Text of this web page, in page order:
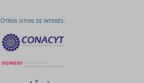
Otros sitios de interés: